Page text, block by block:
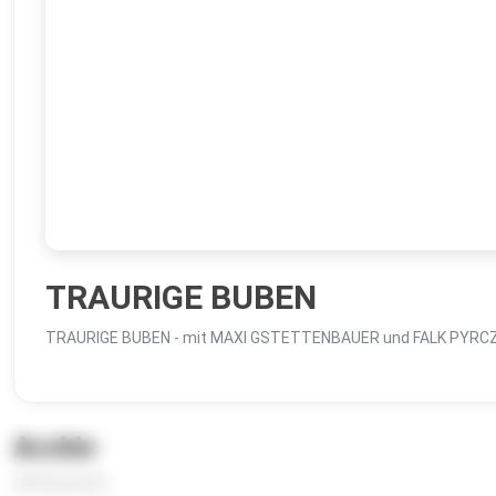
Archiv
TRAURIGE BUBEN
TRAURIGE BUBEN - mit MAXI GSTETTENBAUER und FALK